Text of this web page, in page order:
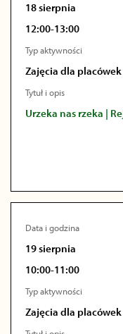
18 sierpnia
12:00-13:00
Typ aktywności
Zajęcia dla
Tytuł i opis
Urzeka nas rzeka |
Data i godzina
19 sierpnia
10:00-11:00
Typ aktywności
Zajęcia dla